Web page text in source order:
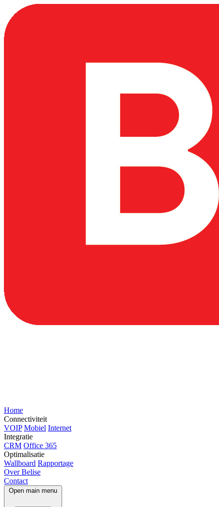
Home
Connectiviteit
VOIP Mobiel Internet
Integratie
CRM Office 365
Optimalisatie
Wallboard Rapportage
Over Belise
Contact
Open main menu